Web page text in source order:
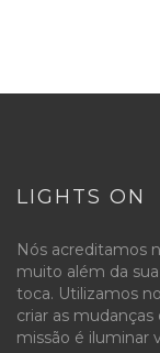
LIGHTS ON
Nós acreditamos
muito além da
toca. Utilizamos
criar as
missão é iluminar